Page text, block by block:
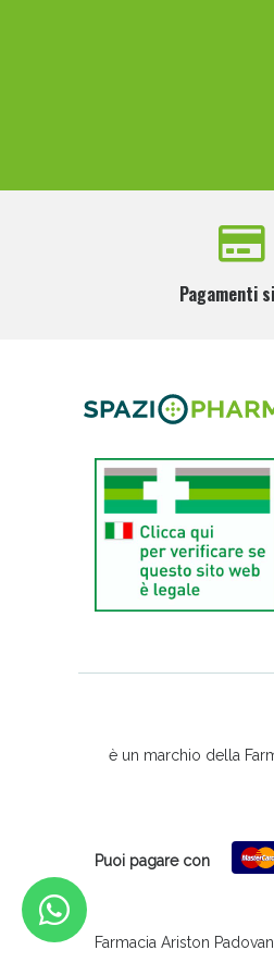
Pagamenti
è un marchio della
Puoi pagare con
Farmacia Ariston